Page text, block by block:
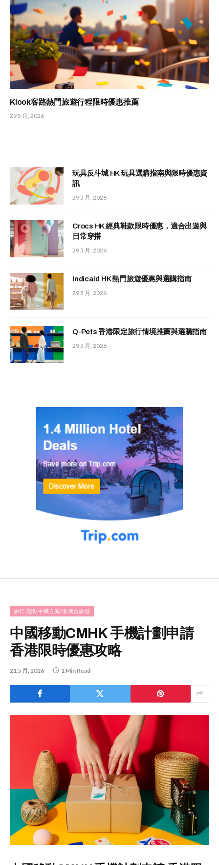
Klook客路熱門旅遊行程限時優惠推薦
29 5 月, 2026
玩具反斗城 HK 玩具選購指南與限時優惠資
訊
29 5 月, 2026
Crocs HK 經典鞋款限時優惠，適合出遊與
日常穿搭
29 5 月, 2026
Indicaid HK 熱門旅遊優惠與選購指南
29 5 月, 2026
Q-Pets 香港限定旅行情境推薦與選購指南
29 5 月, 2026
旅行通訊/手機方案/港澳台旅遊
中國移動CMHK 手機計劃申請
香港限時優惠攻略
21 5 月, 2026 1 Min Read